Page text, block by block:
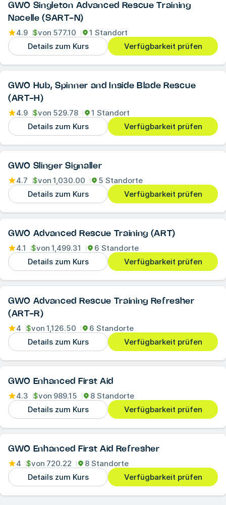
GWO Singleton Advanced Rescue Training
Nacelle (SART-N)
4.9 $von 577.10
1 Standort
Details zum Kurs
Verfügbarkeit prüfen
GWO Hub, Spinner and Inside Blade Rescue
(ART-H)
4.9 $von 529.78
1 Standort
Details zum Kurs
Verfügbarkeit prüfen
GWO Slinger Signaller
4.7 $von 1,030.00
5 Standorte
Details zum Kurs
Verfügbarkeit prüfen
GWO Advanced Rescue Training (ART)
4.1 $von 1,499.31
6 Standorte
Details zum Kurs
Verfügbarkeit prüfen
GWO Advanced Rescue Training Refresher
(ART-R)
4 $von 1,126.50
6 Standorte
Details zum Kurs
Verfügbarkeit prüfen
GWO Enhanced First Aid
4.3 $von 989.15
8 Standorte
Details zum Kurs
Verfügbarkeit prüfen
GWO Enhanced First Aid Refresher
4 $von 720.22
8 Standorte
Details zum Kurs
Verfügbarkeit prüfen